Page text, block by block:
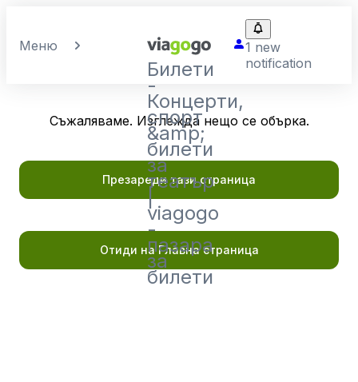
Меню
Билети
-
Концерти,
спорт
&amp;
билети
за
театър
|
viagogo
-
пазара
за
билети
1 new
notification
Съжаляваме. Изглежда нещо се обърка.
Презареди тази страница
Отиди на Главна страница